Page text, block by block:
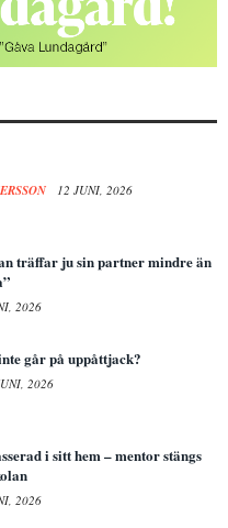
12 JUNI, 2026
träffar ju sin partner mindre än
2026
går på uppåttjack?
2026
i sitt hem – mentor stängs
2026